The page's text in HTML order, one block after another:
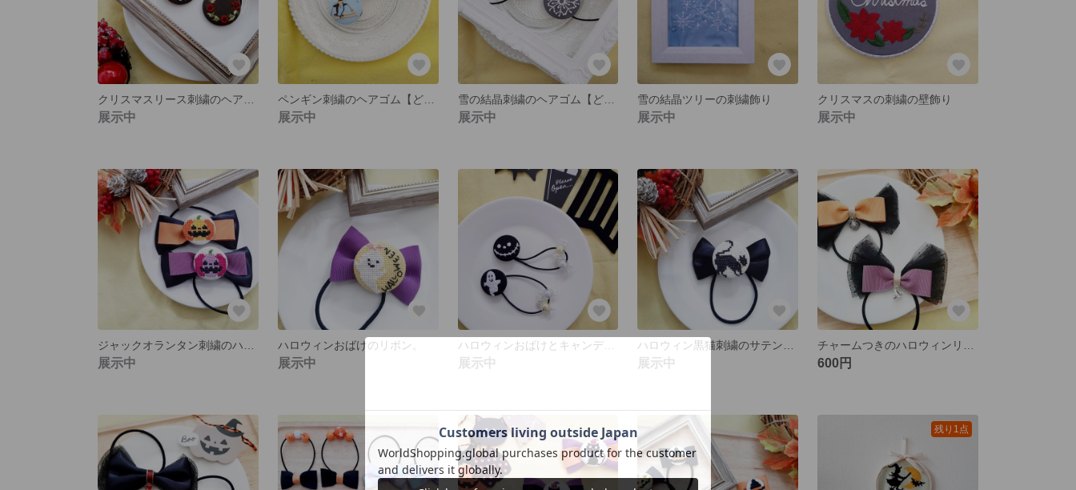
展示中
ペンギン刺繍のヘアゴム【どちらか１つの値段】
展示中
雪の結晶刺繍のヘアゴム【どちらか１つの値段】
展示中
雪の結晶ツリーの刺繍飾り
展示中
クリスマスの刺繍の壁飾り
展示中
展示中
ハロウィンおばけのリボン。
展示中
ハロウィンおばけとキャンディのヘアゴム(二個セット)
展示中 展示中 600円
残り1点